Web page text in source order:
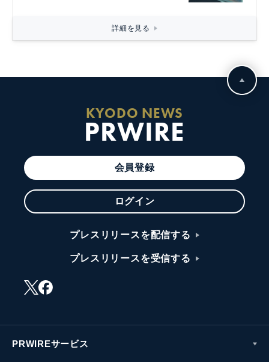
詳細を見る
KYODO NEWS
PRWIRE
会員登録
ログイン
プレスリリースを配信する
プレスリリースを受信する
PRWIREサービス